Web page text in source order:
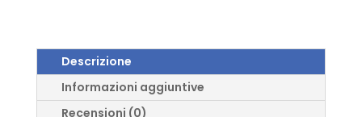
Descrizione
Informazioni aggiuntive
Recensioni (0)